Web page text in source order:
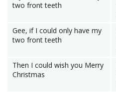
two front teeth
Gee, if I could only have my
two front teeth
Then I could wish you Merry
Christmas